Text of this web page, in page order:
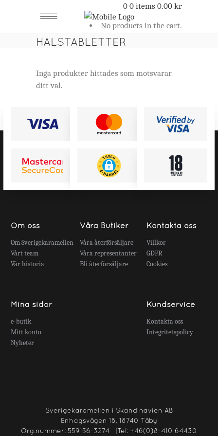
0 0 items 0.00 kr
No products in the cart.
HALSTABLETTER
Inga produkter hittades som motsvarar
ditt val.
Om oss
Om Sverigekaramellen
Vårt team
Vår historia
Våra Butiker
Våra återförsäljare
Våra representanter
Bli återförsäljare
Kontakta oss
Villkor
GDPR
Cookies
Mina sidor
e-butik
Mitt konto
Nyheter
Kundservice
Kontakta oss
Integritetspolicy
Sverigekaramellen i Skandinavien AB
Enhagsvägen 18, 18740 Täby
Org.nummer: 559156-3274 |Tel: +46(0)8-410 64430